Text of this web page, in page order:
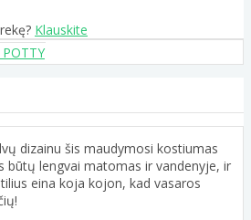
Klauskite
POTTY
dizainu šis maudymosi kostiumas
būtų lengvai matomas ir vandenyje, ir
eina koja kojon, kad vasaros